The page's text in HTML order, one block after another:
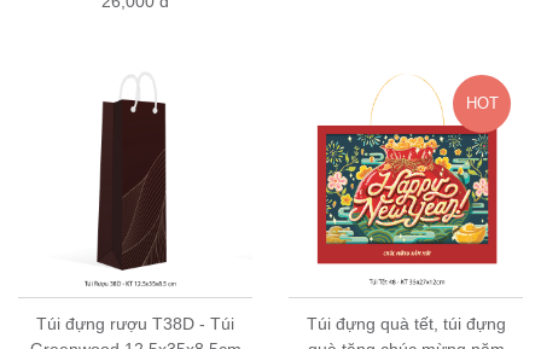
Túi đựng rượu T38D - Túi
HOT
Túi đựng quà tết, túi đựng